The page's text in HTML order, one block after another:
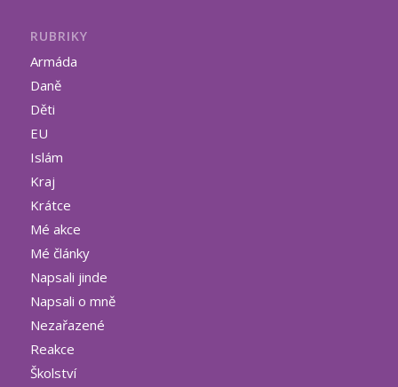
RUBRIKY
Armáda
Daně
Děti
EU
Islám
Kraj
Krátce
Mé akce
Mé články
Napsali jinde
Napsali o mně
Nezařazené
Reakce
Školství